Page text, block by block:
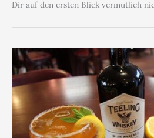
Dir auf den ersten Blick vermutlich